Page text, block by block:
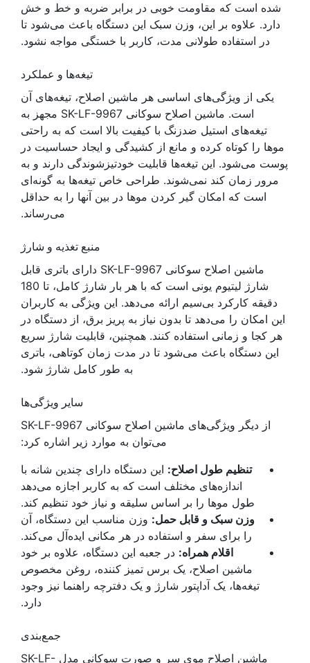
شده است که مقاومت خوبی در برابر ضربه و خط و خش
دارد. علاوه بر این، وزن سبک این دستگاه باعث می‌شود تا
در استفاده طولانی مدت، کاربر با خستگی مواجه نشود.
تیغه‌ها و عملکرد
یکی از ویژگی‌های اساسی هر ماشین اصلاح، تیغه‌های آن
است. ماشین اصلاح سوکانی SK-LF-9967 مجهز به
تیغه‌های استیل ضدزنگ با کیفیت بالا است که به راحتی
موها را کوتاه کرده و مانع از کشیدگی و ایجاد حساسیت در
پوست می‌شود. این تیغه‌ها قابلیت خودتیزشوندگی دارند و به
مرور زمان کند نمی‌شوند. طراحی خاص تیغه‌ها به گونه‌ای
است که امکان گیر کردن موها در بین آنها را به حداقل
می‌رساند.
منبع تغذیه و شارژ
ماشین اصلاح سوکانی SK-LF-9967 دارای باتری قابل
شارژ لیتیوم یونی است که با هر بار شارژ کامل، تا 180
دقیقه کارکرد بی‌سیم ارائه می‌دهد. این ویژگی به کاربران
این امکان را می‌دهد تا بدون نیاز به پریز برق، از دستگاه در
هر کجا و زمانی استفاده کنند. همچنین، قابلیت شارژ سریع
این دستگاه باعث می‌شود تا در مدت زمان کوتاهی، باتری
به طور کامل شارژ شود.
سایر ویژگی‌ها
از دیگر ویژگی‌های ماشین اصلاح سوکانی SK-LF-9967
می‌توان به موارد زیر اشاره کرد:
تنظیم طول اصلاح: این دستگاه دارای چندین شانه با
اندازه‌های مختلف است که به کاربر اجازه می‌دهد
طول موها را بر اساس سلیقه و نیاز خود تنظیم کند.
وزن سبک و قابل حمل: وزن مناسب این دستگاه، آن
را برای سفر و استفاده در هر مکانی ایده‌آل می‌کند.
اقلام همراه: در جعبه این دستگاه، علاوه بر خود
ماشین اصلاح، یک برس تمیز کننده، روغن مخصوص
تیغه‌ها، یک آداپتور شارژ و یک دفترچه راهنما نیز وجود
دارد.
جمع‌بندی
ماشین اصلاح موی سر و صورت سوکانی مدل SK-LF-